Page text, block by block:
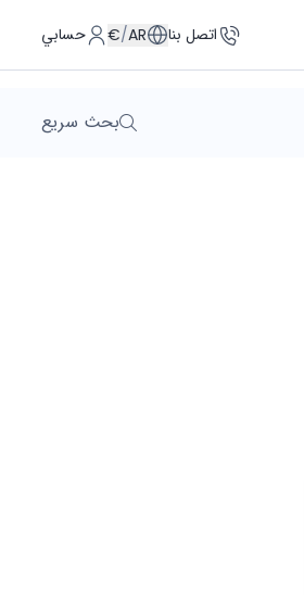
اتصل بنا AR
/
€ حسابي
بحث سريع